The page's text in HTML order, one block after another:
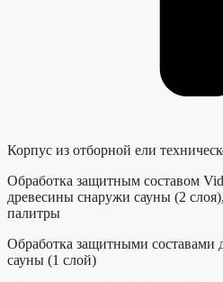
Корпус из отборной ели
Обработка защитным составом
древесины снаружи сауны (2
палитры
Обработка защитными составами
сауны (1 слой)